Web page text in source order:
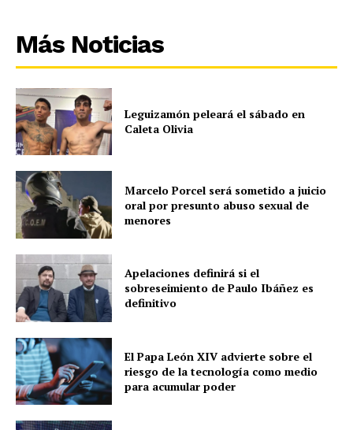
Más Noticias
Leguizamón peleará el sábado en
Caleta Olivia
Marcelo Porcel será sometido a juicio
oral por presunto abuso sexual de
menores
Apelaciones definirá si el
sobreseimiento de Paulo Ibáñez es
definitivo
El Papa León XIV advierte sobre el
riesgo de la tecnología como medio
para acumular poder